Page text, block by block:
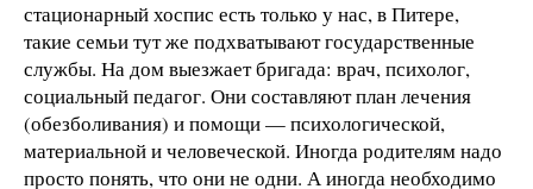
стационарный хоспис есть только у нас, в Питере,
такие семьи тут же подхватывают государственные
службы. На дом выезжает бригада: врач, психолог,
социальный педагог. Они составляют план лечения
(обезболивания) и помощи — психологической,
материальной и человеческой. Иногда родителям надо
просто понять, что они не одни. А иногда необходимо